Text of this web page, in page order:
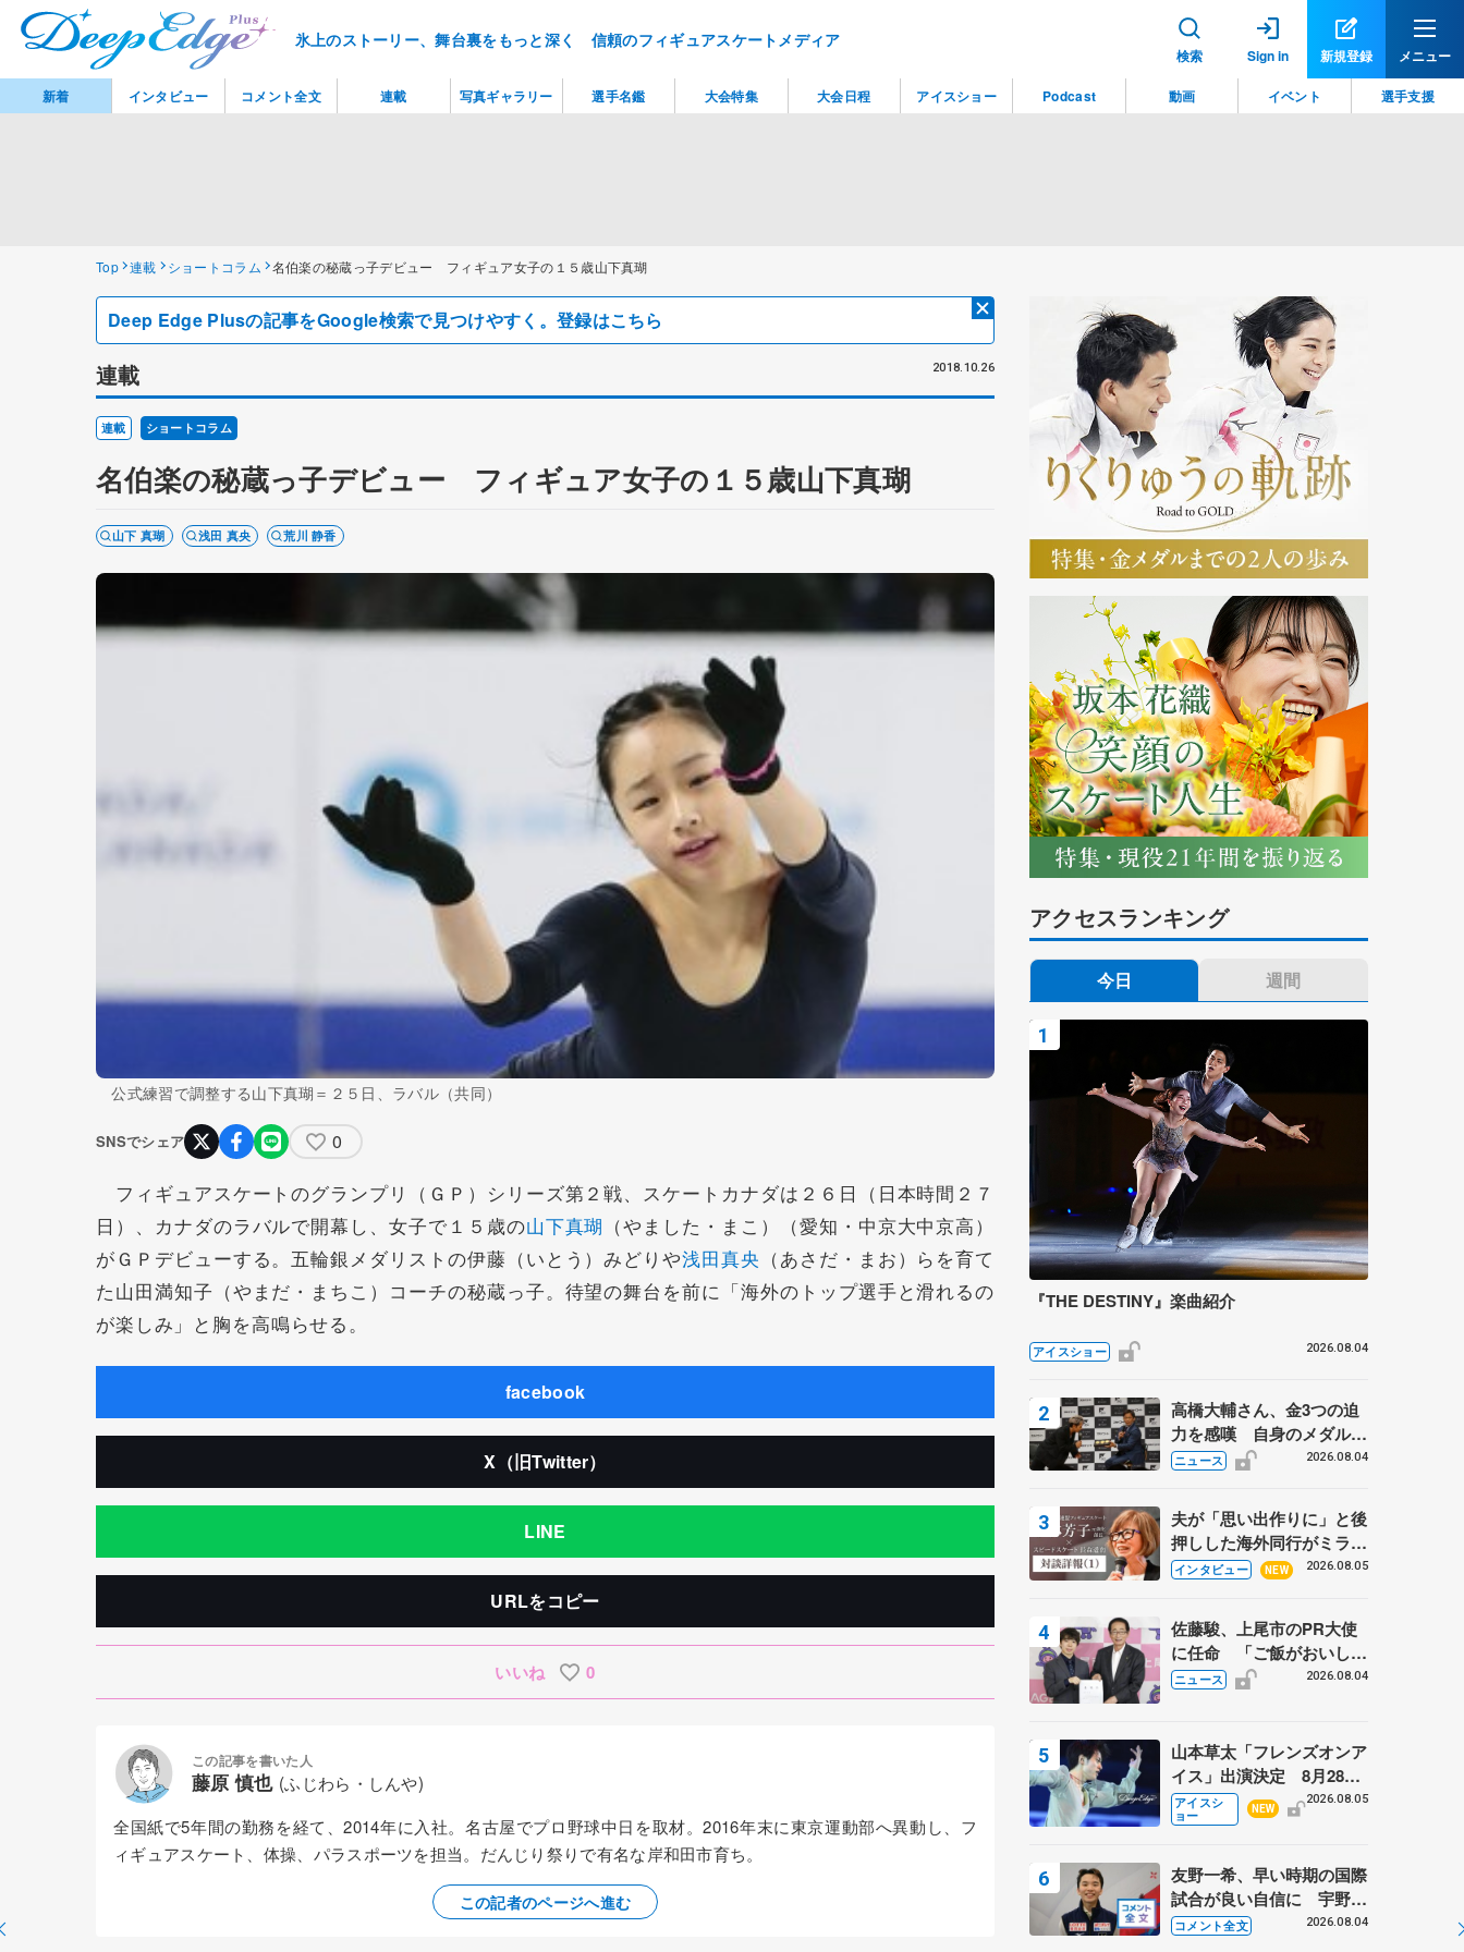
氷上のストーリー、舞台裏をもっと深く 信頼のフィギュアスケートメディア
検索 Sign in 新規登録 メニュー
Top 連載 ショートコラム 名伯楽の秘蔵っ子デビュー フィギュア女子の１５歳山下真瑚
Deep Edge Plusの記事をGoogle検索で見つけやすく。登録はこちら
連載 2018.10.26
連載 ショートコラム
名伯楽の秘蔵っ子デビュー フィギュア女子の１５歳山下真瑚
山下 真瑚 浅田 真央 荒川 静香
公式練習で調整する山下真瑚＝２５日、ラバル（共同）
SNSでシェア 0
フィギュアスケートのグランプリ（ＧＰ）シリーズ第２戦、スケートカナダは２６日（日本時間２７
日）、カナダのラバルで開幕し、女子で１５歳の山下真瑚 （やました・まこ）（愛知・中京大中京高）
がＧＰデビューする。五輪銀メダリストの伊藤（いとう）みどりや浅田真央 （あさだ・まお）らを育て
た山田満知子（やまだ・まちこ）コーチの秘蔵っ子。待望の舞台を前に「海外のトップ選手と滑れるの
が楽しみ」と胸を高鳴らせる。
facebook
X（旧Twitter）
LINE
URLをコピー
いいね 0
この記事を書いた人
藤原 慎也 (ふじわら・しんや)
全国紙で5年間の勤務を経て、2014年に入社。名古屋でプロ野球中日を取材。2016年末に東京運動部へ異動し、フ
ィギュアスケート、体操、パラスポーツを担当。だんじり祭りで有名な岸和田市育ち。
この記者のページへ進む
アクセスランキング
今日 週間
『THE DESTINY』楽曲紹介
アイスショー 2026.08.04
高橋大輔さん、金3つの迫
力を感嘆 自身のメダルは
「どちらに？」 〝リス兄
野村忠宏さんと対談
ニュース 2026.08.04
夫が「思い出作りに」と後
押しした海外同行がミラノ
まで… 繁華街のリンクで
に 小林芳子さんが振り返
るスケート人生
インタビュー NEW 2026.08.05
佐藤駿、上尾市のPR大使
に任命 「ご飯がおいし
く、住みやすいのが魅力」
ニュース 2026.08.04
山本草太「フレンズオンア
イス」出演決定 8月28日
（金）2公演のみ 荒川静
香さんプロデュース、20
アイスシ
ョー
NEW
2026.08.05
友野一希、早い時期の国際
試合が良い自信に 宇野昌
磨の現役復帰に思っている
コメント全文 2026.08.04
新着 インタビュー コメント全文 連載 写真ギャラリー 選手名鑑 大会特集 大会日程 アイスショー Podcast 動画 イベント 選手支援